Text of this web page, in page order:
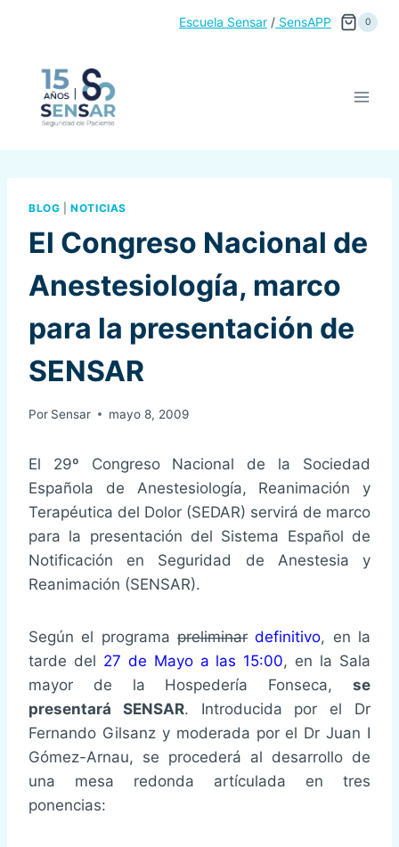
Escuela Sensar/SensAPP 0
BLOG |NOTICIAS
El Congreso Nacional de
Anestesiología, marco
para la presentación de
SENSAR
Por Sensar mayo 8, 2009
El 29º Congreso Nacional de la Sociedad
Española de Anestesiología, Reanimación y
Terapéutica del Dolor (SEDAR) servirá de marco
para la presentación del Sistema Español de
Notificación en Seguridad de Anestesia y
Reanimación (SENSAR).
Según el programa preliminar definitivo, en la
tarde del 27 de Mayo a las 15:00, en la Sala
mayor de la Hospedería Fonseca, se
presentará SENSAR. Introducida por el Dr
Fernando Gilsanz y moderada por el Dr Juan I
Gómez-Arnau, se procederá al desarrollo de
una mesa redonda artículada en tres
ponencias: